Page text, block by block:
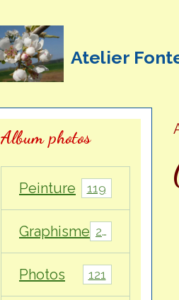
Atelier
Album photos
Peinture 119
Graphisme 28
Photos 121